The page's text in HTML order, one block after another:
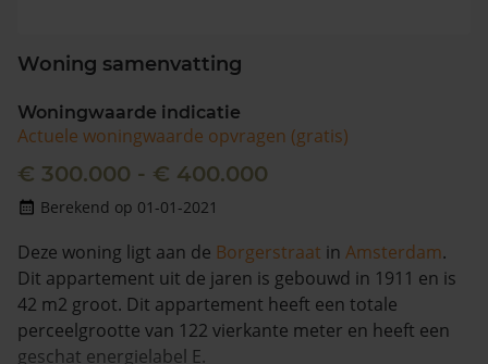
Woning samenvatting
Woningwaarde indicatie
Actuele woningwaarde opvragen (gratis)
€ 300.000 - € 400.000
Berekend op 01-01-2021
Deze woning ligt aan de Borgerstraat in Amsterdam.
Dit appartement uit de jaren is gebouwd in 1911 en is
42 m2 groot. Dit appartement heeft een totale
perceelgrootte van 122 vierkante meter en heeft een
geschat energielabel E.